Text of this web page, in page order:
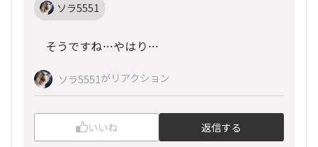
ソラ5551
そうですね…やはり…
ソラ5551 がリアクション
いいね 返信する